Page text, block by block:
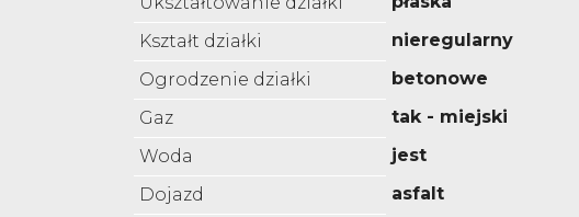
Kształt działki
nieregularny
Ogrodzenie działki
betonowe
Gaz
tak - miejski
Woda
jest
Dojazd
asfalt